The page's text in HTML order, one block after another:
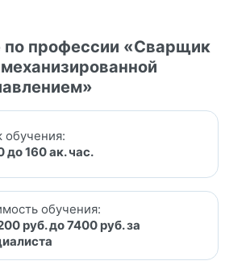
по профессии «Сварщик
обучения:
до 160 ак. час.
обучения:
руб. до 7400 руб. за